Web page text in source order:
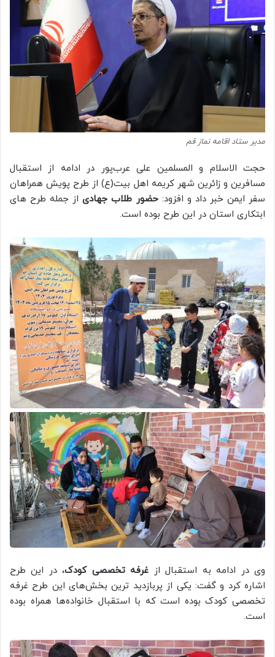
مدیر ستاد اقامه نماز قم
حجت الاسلام و المسلمین علی عرب‌پور در ادامه از استقبال
مسافرین و زائرین شهر کریمه اهل بیت(ع) از طرح پویش همراهان
سفر ایمن خبر داد و افزود:حضور طلاب جهادیاز جمله طرح های
ابتکاری استان در این طرح بوده است.
وی در ادامه به استقبال از غرفه تخصصی کودک، در این طرح
اشاره کرد و گفت: یکی از پربازدید ترین بخش‌های این طرح غرفه
تخصصی کودک بوده است که با استقبال خانواده‌ها همراه بوده
است.